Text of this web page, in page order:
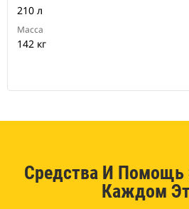
210 л
Масса
142 кг
Средства И Помощь
Каждом